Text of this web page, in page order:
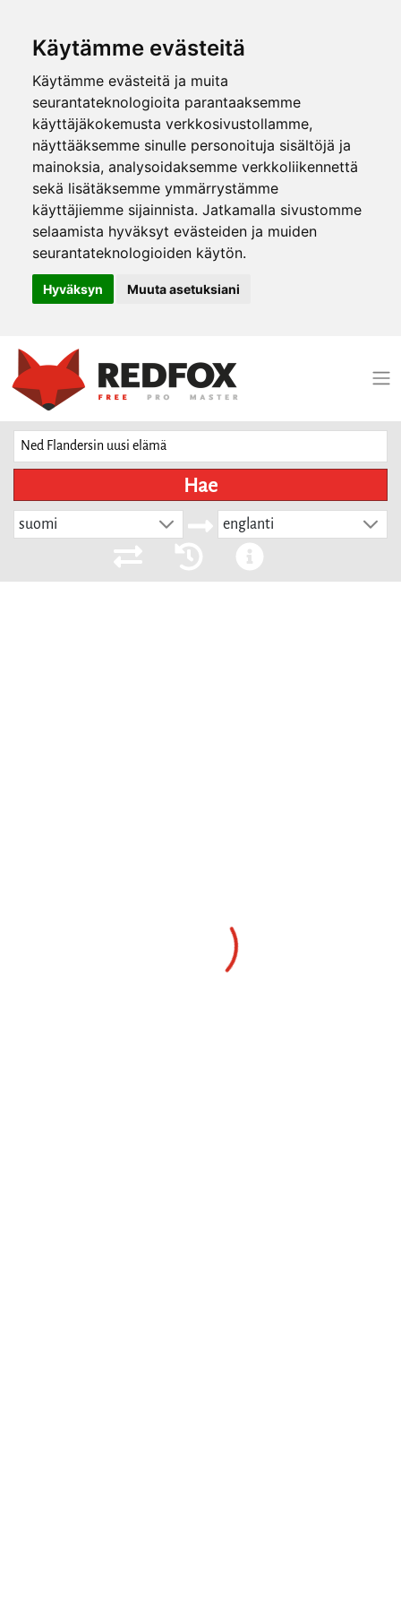
Käytämme evästeitä
Käytämme evästeitä ja muita
seurantateknologioita parantaaksemme
käyttäjäkokemusta verkkosivustollamme,
näyttääksemme sinulle personoituja sisältöjä ja
mainoksia, analysoidaksemme verkkoliikennettä
sekä lisätäksemme ymmärrystämme
käyttäjiemme sijainnista. Jatkamalla sivustomme
selaamista hyväksyt evästeiden ja muiden
seurantateknologioiden käytön.
Hyväksyn Muuta asetuksiani
Hae
suomi englanti